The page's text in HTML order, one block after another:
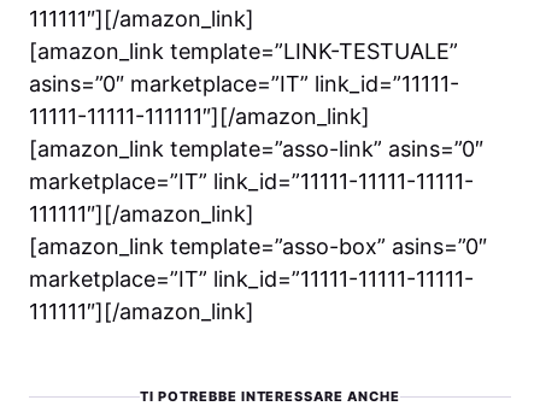
111111″][/amazon_link]
[amazon_link template=”LINK-TESTUALE”
asins=”0″ marketplace=”IT” link_id=”11111-
11111-11111-111111″][/amazon_link]
[amazon_link template=”asso-link” asins=”0″
marketplace=”IT” link_id=”11111-11111-11111-
111111″][/amazon_link]
[amazon_link template=”asso-box” asins=”0″
marketplace=”IT” link_id=”11111-11111-11111-
111111″][/amazon_link]
TI POTREBBE INTERESSARE ANCHE